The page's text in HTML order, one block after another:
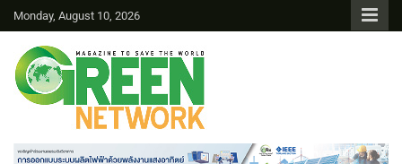
Monday, August 10, 2026
Green Network